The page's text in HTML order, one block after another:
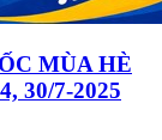
MÙA HÈ
30/7-2025